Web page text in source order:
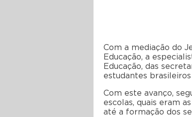
Com a mediação do
Educação, a
Educação, das
estudantes
Com este avanço,
escolas, quais eram
até a formação dos